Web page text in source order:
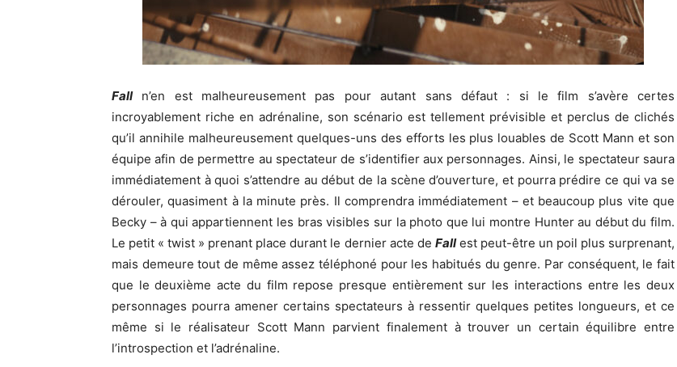
Falln’en est malheureusement pas pour autant sans défaut : si le film s’avère certes
incroyablement riche en adrénaline, son scénario est tellement prévisible et perclus de clichés
qu’il annihile malheureusement quelques-uns des efforts les plus louables de Scott Mann et son
équipe afin de permettre au spectateur de s’identifier aux personnages. Ainsi, le spectateur saura
immédiatement à quoi s’attendre au début de la scène d’ouverture, et pourra prédire ce qui va se
dérouler, quasiment à la minute près. Il comprendra immédiatement – et beaucoup plus vite que
Becky – à qui appartiennent les bras visibles sur la photo que lui montre Hunter au début du film.
Le petit « twist » prenant place durant le dernier acte de Fallest peut-être un poil plus surprenant,
mais demeure tout de même assez téléphoné pour les habitués du genre. Par conséquent, le fait
que le deuxième acte du film repose presque entièrement sur les interactions entre les deux
personnages pourra amener certains spectateurs à ressentir quelques petites longueurs, et ce
même si le réalisateur Scott Mann parvient finalement à trouver un certain équilibre entre
l’introspection et l’adrénaline.